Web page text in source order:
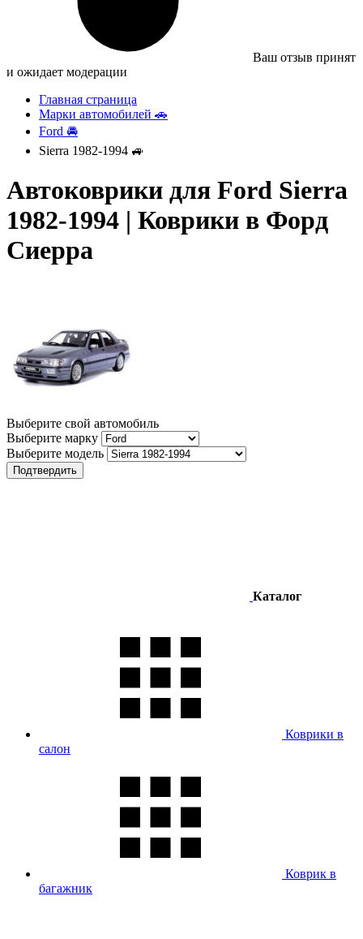
Ваш отзыв принят
и ожидает модерации
Главная страница
Марки автомобилей 🚗
Ford 🚘
Sierra 1982-1994 🚙
Автоковрики для Ford Sierra
1982-1994 | Коврики в Форд
Сиерра
Выберите свой автомобиль
Выберите марку
Выберите модель
Подтвердить
Каталог
Коврики в
салон
Коврик в
багажник